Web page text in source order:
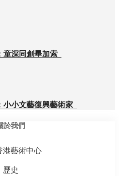
童深同創畢加索
小小文藝復興藝術家
於我們
港藝術中心
歷史